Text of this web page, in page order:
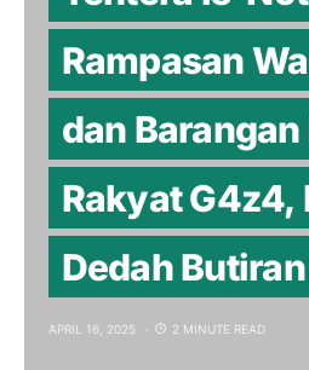
Rampasan
dan
Rakyat G4z4,
Dedah Butiran
APRIL 16, 2025 2 MINUTE READ